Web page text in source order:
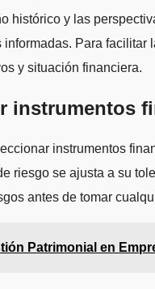
histórico y las
Para
y situación financiera.
instrumentos
instrumentos
riesgo se ajusta a su
antes de tomar
Patrimonial en